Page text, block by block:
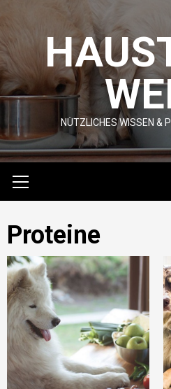
content
NÜTZLICHES WISSEN &
Menu
Proteine